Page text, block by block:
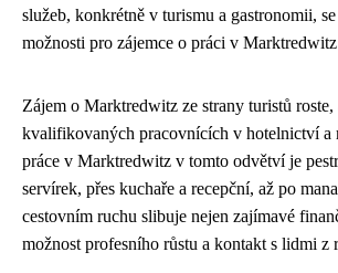
služeb, konkrétně v turismu a gastronomii,
možnosti pro zájemce o práci v
Zájem o Marktredwitz ze strany turistů
kvalifikovaných pracovnících v hotelnictví a
práce v Marktredwitz v tomto odvětví je
servírek, přes kuchaře a recepční, až po
cestovním ruchu slibuje nejen zajímavé
možnost profesního růstu a kontakt s lidmi z